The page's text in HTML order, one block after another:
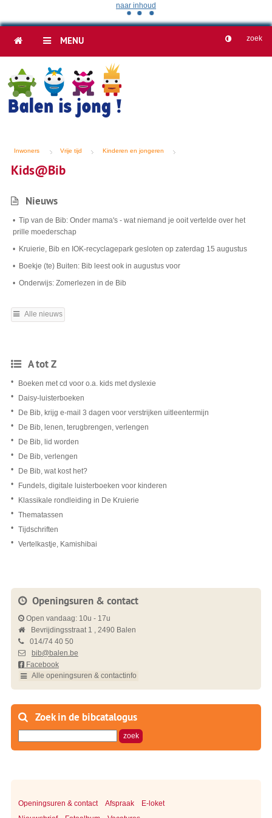
naar inhoud
Openingsuren & contact Afspraak
E-loket
HOME MENU
Inwoners Vrije tijd Kinderen en jongeren
Kids@Bib
Nieuws
Tip van de Bib: Onder mama's - wat niemand je ooit vertelde over het
prille moederschap
Kruierie, Bib en IOK-recyclagepark gesloten op zaterdag 15 augustus
Boekje (te) Buiten: Bib leest ook in augustus voor
Onderwijs: Zomerlezen in de Bib
Alle nieuws
A tot Z
Boeken met cd voor o.a. kids met dyslexie
Daisy-luisterboeken
De Bib, krijg e-mail 3 dagen voor verstrijken uitleentermijn
De Bib, lenen, terugbrengen, verlengen
De Bib, lid worden
De Bib, verlengen
De Bib, wat kost het?
Fundels, digitale luisterboeken voor kinderen
Klassikale rondleiding in De Kruierie
Thematassen
Tijdschriften
Vertelkastje, Kamishibai
Openingsuren & contact
Open vandaag: 10u - 17u
Bevrijdingsstraat 1
2490 Balen
014/74 40 50
bib@balen.be
Facebook
Alle openingsuren & contactinfo
Zoek in de bibcatalogus